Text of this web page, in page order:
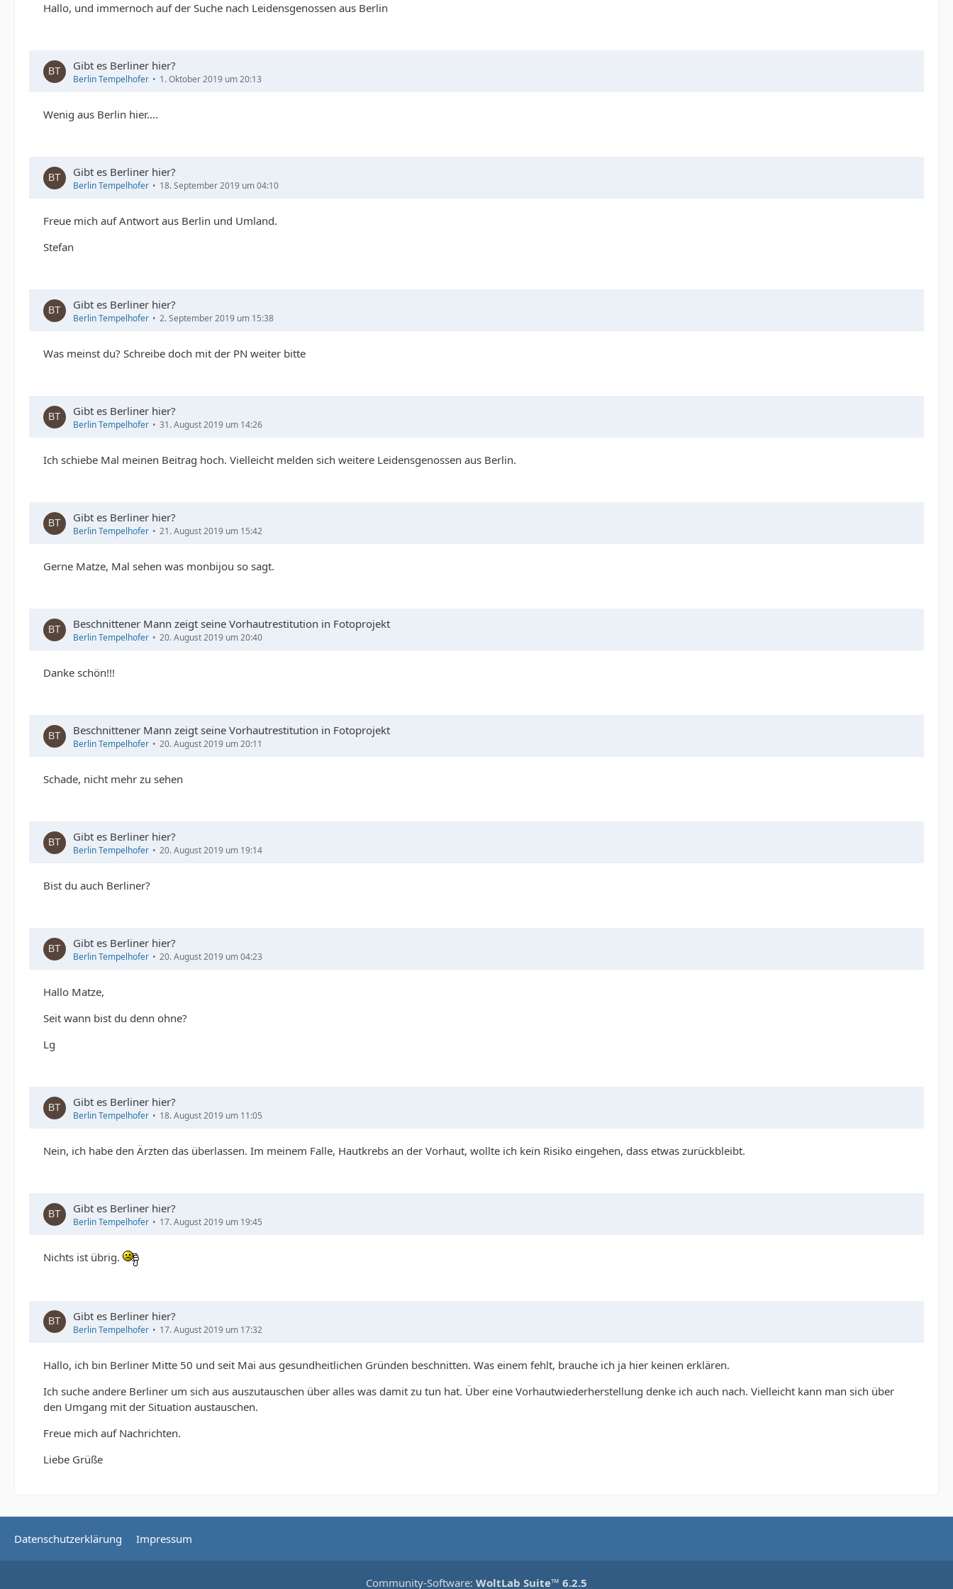
Hallo, und immernoch auf der Suche nach Leidensgenossen aus Berlin
Gibt es Berliner hier?
Berlin Tempelhofer 1. Oktober 2019 um 20:13
Wenig aus Berlin hier....
Gibt es Berliner hier?
Berlin Tempelhofer 18. September 2019 um 04:10
Freue mich auf Antwort aus Berlin und Umland.
Stefan
Gibt es Berliner hier?
Berlin Tempelhofer 2. September 2019 um 15:38
Was meinst du? Schreibe doch mit der PN weiter bitte
Gibt es Berliner hier?
Berlin Tempelhofer 31. August 2019 um 14:26
Ich schiebe Mal meinen Beitrag hoch. Vielleicht melden sich weitere Leidensgenossen aus Berlin.
Gibt es Berliner hier?
Berlin Tempelhofer 21. August 2019 um 15:42
Gerne Matze, Mal sehen was monbijou so sagt.
Beschnittener Mann zeigt seine Vorhautrestitution in Fotoprojekt
Berlin Tempelhofer 20. August 2019 um 20:40
Danke schön!!!
Beschnittener Mann zeigt seine Vorhautrestitution in Fotoprojekt
Berlin Tempelhofer 20. August 2019 um 20:11
Schade, nicht mehr zu sehen
Gibt es Berliner hier?
Berlin Tempelhofer 20. August 2019 um 19:14
Bist du auch Berliner?
Gibt es Berliner hier?
Berlin Tempelhofer 20. August 2019 um 04:23
Hallo Matze,
Seit wann bist du denn ohne?
Lg
Gibt es Berliner hier?
Berlin Tempelhofer 18. August 2019 um 11:05
Nein, ich habe den Ärzten das überlassen. Im meinem Falle, Hautkrebs an der Vorhaut, wollte ich kein Risiko eingehen, dass etwas zurückbleibt.
Gibt es Berliner hier?
Berlin Tempelhofer 17. August 2019 um 19:45
Nichts ist übrig.
Gibt es Berliner hier?
Berlin Tempelhofer 17. August 2019 um 17:32
Hallo, ich bin Berliner Mitte 50 und seit Mai aus gesundheitlichen Gründen beschnitten. Was einem fehlt, brauche ich ja hier keinen erklären.
Ich suche andere Berliner um sich aus auszutauschen über alles was damit zu tun hat. Über eine Vorhautwiederherstellung denke ich auch nach. Vielleicht kann man sich über
den Umgang mit der Situation austauschen.
Freue mich auf Nachrichten.
Liebe Grüße
Datenschutzerklärung Impressum
Community-Software: WoltLab Suite™ 6.2.5